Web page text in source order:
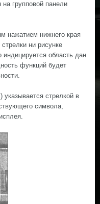
групповой панели
нажатием нижнего края
ни рисунке
область дан
функций будет
стрелкой в
символа,